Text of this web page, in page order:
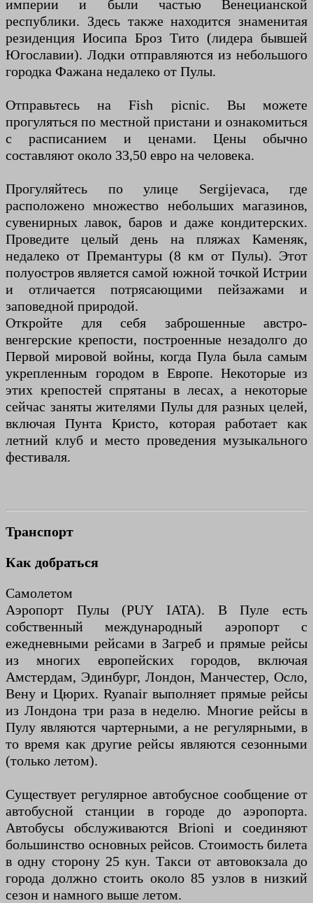
империи и были частью Венецианской
республики. Здесь также находится знаменитая
резиденция Иосипа Броз Тито (лидера бывшей
Югославии). Лодки отправляются из небольшого
городка Фажана недалеко от Пулы.
Отправьтесь на Fish picnic. Вы можете
прогуляться по местной пристани и ознакомиться
с расписанием и ценами. Цены обычно
составляют около 33,50 евро на человека.
Прогуляйтесь по улице Sergijevaca, где
расположено множество небольших магазинов,
сувенирных лавок, баров и даже кондитерских.
Проведите целый день на пляжах Каменяк,
недалеко от Премантуры (8 км от Пулы). Этот
полуостров является самой южной точкой Истрии
и отличается потрясающими пейзажами и
заповедной природой.
Откройте для себя заброшенные австро-
венгерские крепости, построенные незадолго до
Первой мировой войны, когда Пула была самым
укрепленным городом в Европе. Некоторые из
этих крепостей спрятаны в лесах, а некоторые
сейчас заняты жителями Пулы для разных целей,
включая Пунта Кристо, которая работает как
летний клуб и место проведения музыкального
фестиваля.
Транспорт
Как добраться
Самолетом
Аэропорт Пулы (PUY IATA). В Пуле есть
собственный международный аэропорт с
ежедневными рейсами в Загреб и прямые рейсы
из многих европейских городов, включая
Амстердам, Эдинбург, Лондон, Манчестер, Осло,
Вену и Цюрих. Ryanair выполняет прямые рейсы
из Лондона три раза в неделю. Многие рейсы в
Пулу являются чартерными, а не регулярными, в
то время как другие рейсы являются сезонными
(только летом).
Существует регулярное автобусное сообщение от
автобусной станции в городе до аэропорта.
Автобусы обслуживаются Brioni и соединяют
большинство основных рейсов. Стоимость билета
в одну сторону 25 кун. Такси от автовокзала до
города должно стоить около 85 узлов в низкий
сезон и намного выше летом.